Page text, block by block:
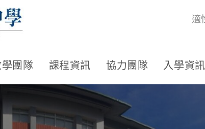
適
團隊 課程資訊 協力團隊 入學資訊